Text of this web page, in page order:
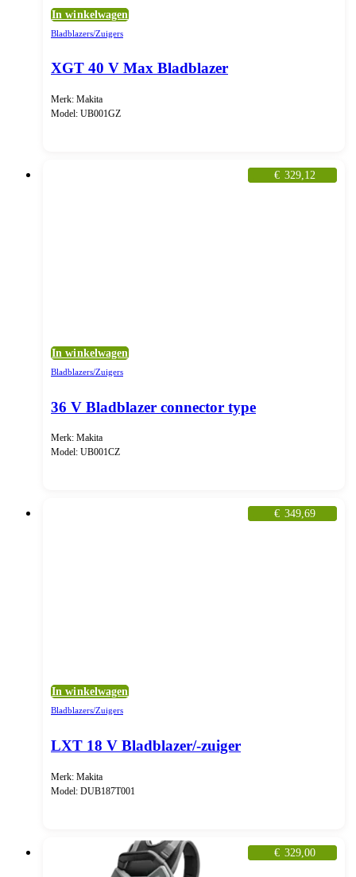
In winkelwagen
Bladblazers/Zuigers
XGT 40 V Max Bladblazer
Merk: Makita
Model: UB001GZ
€ 329,12
In winkelwagen
Bladblazers/Zuigers
36 V Bladblazer connector type
Merk: Makita
Model: UB001CZ
€ 349,69
In winkelwagen
Bladblazers/Zuigers
LXT 18 V Bladblazer/-zuiger
Merk: Makita
Model: DUB187T001
€ 329,00